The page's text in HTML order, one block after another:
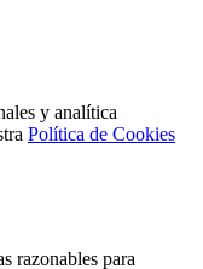
y analítica
Política de Cookies
razonables para